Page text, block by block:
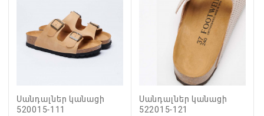
Սանդալներ կանացի
520015-111
Սանդալներ կանացի
522015-121